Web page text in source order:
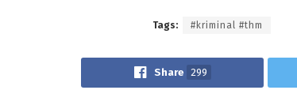
Tags: #kriminal #thm
Share 299